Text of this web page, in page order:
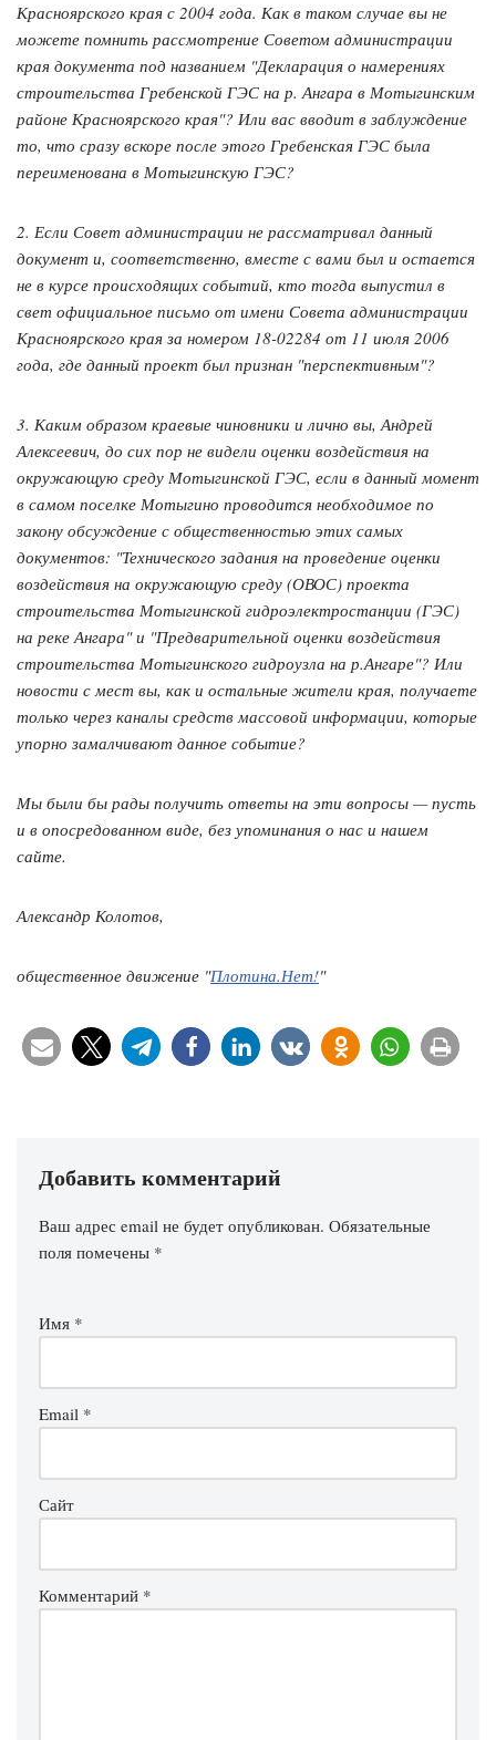
Красноярского края с 2004 года. Как в таком случае вы не
можете помнить рассмотрение Советом администрации
края документа под названием "Декларация о намерениях
строительства Гребенской ГЭС на р. Ангара в Мотыгинским
районе Красноярского края"? Или вас вводит в заблуждение
то, что сразу вскоре после этого Гребенская ГЭС была
переименована в Мотыгинскую ГЭС?
2. Если Совет администрации не рассматривал данный
документ и, соответственно, вместе с вами был и остается
не в курсе происходящих событий, кто тогда выпустил в
свет официальное письмо от имени Совета администрации
Красноярского края за номером 18-02284 от 11 июля 2006
года, где данный проект был признан "перспективным"?
3. Каким образом краевые чиновники и лично вы, Андрей
Алексеевич, до сих пор не видели оценки воздействия на
окружающую среду Мотыгинской ГЭС, если в данный момент
в самом поселке Мотыгино проводится необходимое по
закону обсуждение с общественностью этих самых
документов: "Технического задания на проведение оценки
воздействия на окружающую среду (ОВОС) проекта
строительства Мотыгинской гидроэлектростанции (ГЭС)
на реке Ангара" и "Предварительной оценки воздействия
строительства Мотыгинского гидроузла на р.Ангаре"? Или
новости с мест вы, как и остальные жители края, получаете
только через каналы средств массовой информации, которые
упорно замалчивают данное событие?
Мы были бы рады получить ответы на эти вопросы — пусть
и в опосредованном виде, без упоминания о нас и нашем
сайте.
Александр Колотов,
общественное движение "Плотина.Нет!"
Добавить комментарий
Ваш адрес email не будет опубликован. Обязательные
поля помечены *
Имя *
Email *
Сайт
Комментарий *